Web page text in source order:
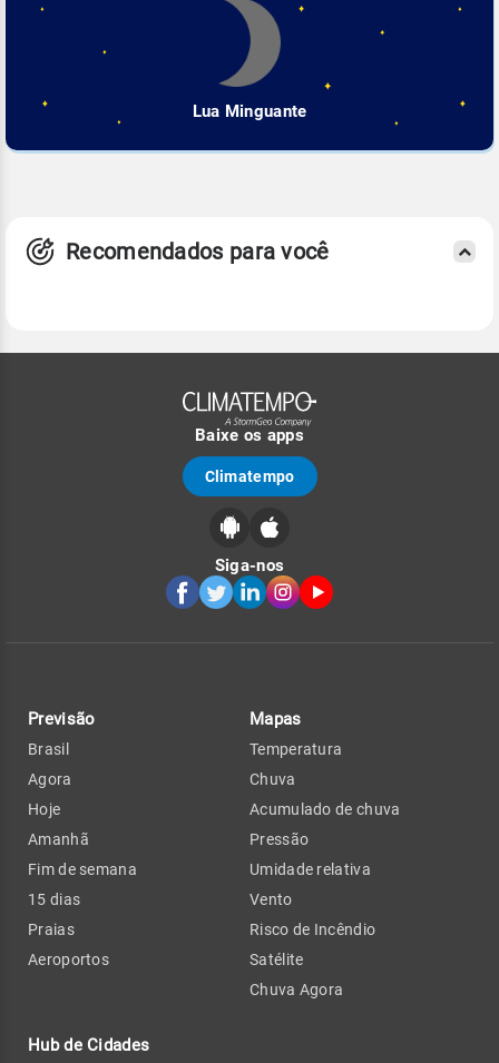
Lua Minguante
Recomendados para você
Baixe os apps
Climatempo
Siga-nos
Previsão
Brasil
Agora
Hoje
Amanhã
Fim de semana
15 dias
Praias
Aeroportos
Hub de Cidades
Mapas
Temperatura
Chuva
Acumulado de chuva
Pressão
Umidade relativa
Vento
Risco de Incêndio
Satélite
Chuva Agora